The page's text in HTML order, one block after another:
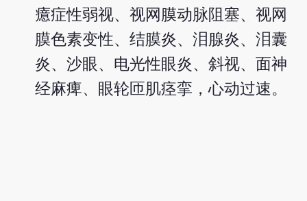
癔症性弱视、视网膜动脉阻塞、视网
膜色素变性、结膜炎、泪腺炎、泪囊
炎、沙眼、电光性眼炎、斜视、面神
经麻痺、眼轮匝肌痉挛，心动过速。